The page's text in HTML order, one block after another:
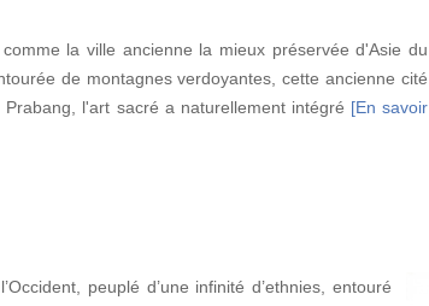
la ville ancienne la mieux préservée d'Asie du
de montagnes verdoyantes, cette ancienne cité
l'art sacré a naturellement intégré [En savoir
peuplé d’une infinité d’ethnies, entouré